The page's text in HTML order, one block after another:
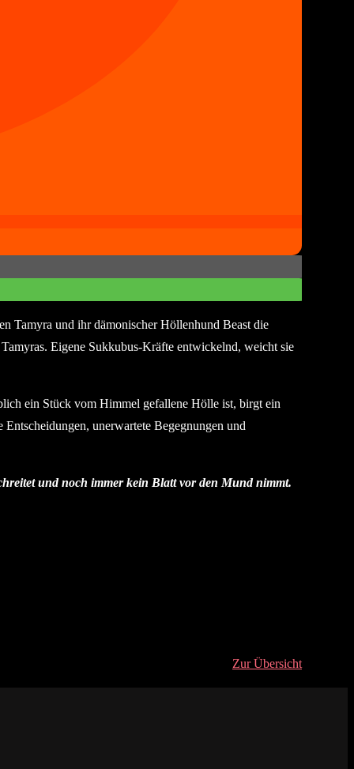
Tamyra und ihr dämonischer Höllenhund Beast die
Eigene Sukkubus-Kräfte entwickelnd, weicht sie
ein Stück vom Himmel gefallene Hölle ist, birgt ein
unerwartete Begegnungen und
und noch immer kein Blatt vor den Mund nimmt.
Zur Übersicht